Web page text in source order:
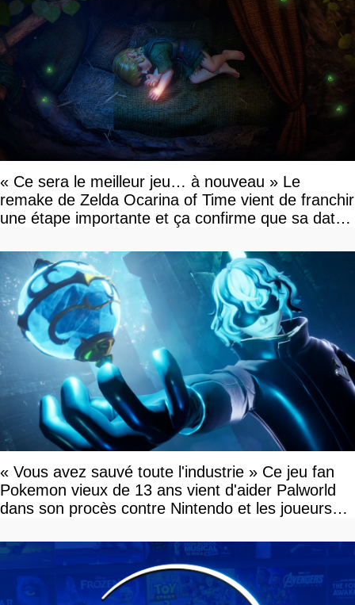
« Ce sera le meilleur jeu… à nouveau » Le
remake de Zelda Ocarina of Time vient de franchir
une étape importante et ça confirme que sa date
« Vous avez sauvé toute l'industrie » Ce jeu fan
Pokemon vieux de 13 ans vient d'aider Palworld
dans son procès contre Nintendo et les joueurs